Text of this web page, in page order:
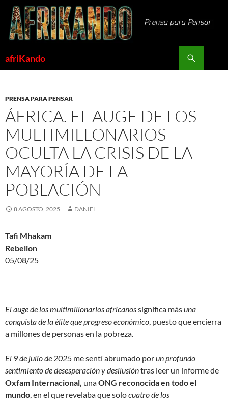
Saltar
contenido
afriKando
PRENSA PARA PENSAR
ÁFRICA. EL AUGE DE LOS
MULTIMILLONARIOS
OCULTA LA CRISIS DE LA
MAYORÍA DE LA
POBLACIÓN
8 AGOSTO, 2025 DANIEL
Tafi Mhakam
Rebelion
05/08/25
El auge de los multimillonarios africanossignifica másuna
conquista de la élite que progreso económico, puesto que encierra
a millones de personas en la pobreza.
El 9 de julio de 2025 me sentí abrumado porun profundo
sentimiento de desesperación y desilusióntras leer un informe de
Oxfam Internacional, unaONG reconocida en todo el
mundo, en el que revelaba que solocuatro de los